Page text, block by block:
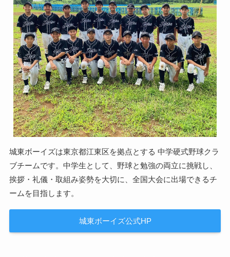
城東ボーイズは東京都江東区を拠点とする 中学硬式野球クラ
ブチームです。中学生として、野球と勉強の両立に挑戦し、
挨拶・礼儀・取組み姿勢を大切に、全国大会に出場できるチ
ームを目指します。
城東ボーイズ公式HP